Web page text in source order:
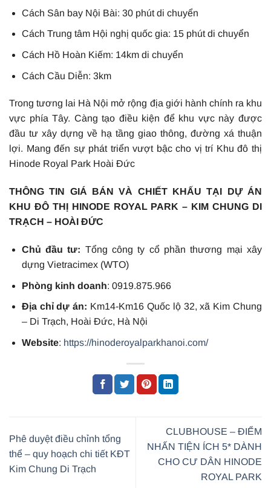
Cách Sân bay Nội Bài: 30 phút di chuyển
Cách Trung tâm Hội nghị quốc gia: 15 phút di chuyển
Cách Hồ Hoàn Kiếm: 14km di chuyển
Cách Cầu Diễn: 3km
Trong tương lai Hà Nội mở rộng địa giới hành chính ra khu
vực phía Tây. Càng tạo điều kiện để khu vực này được
đầu tư xây dựng về hạ tầng giao thông, đường xá thuận
lợi. Mang đến sự phát triển vượt bậc cho vị trí Khu đô thị
Hinode Royal Park Hoài Đức
THÔNG TIN GIÁ BÁN VÀ CHIẾT KHẤU TẠI DỰ ÁN
KHU ĐÔ THỊ HINODE ROYAL PARK – KIM CHUNG DI
TRẠCH – HOÀI ĐỨC
Chủ đầu tư: Tổng công ty cổ phần thương mại xây
dựng Vietracimex (WTO)
Phòng kinh doanh: 0919.875.966
Địa chỉ dự án: Km14-Km16 Quốc lộ 32, xã Kim Chung
– Di Trạch, Hoài Đức, Hà Nội
Website: https://hinoderoyalparkhanoi.com/
Phê duyệt điều chỉnh tổng
thể – quy hoạch chi tiết KĐT
Kim Chung Di Trạch
CLUBHOUSE – ĐIỂM
NHẤN TIỆN ÍCH 5* DÀNH
CHO CƯ DÂN HINODE
ROYAL PARK